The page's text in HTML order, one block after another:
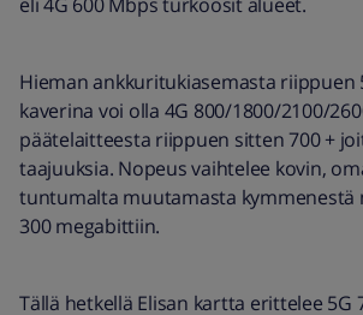
Hieman ankkuritukiasemasta riippuen
kaverina voi olla 4G 800/1800/2100/
päätelaitteesta riippuen sitten 700 +
taajuuksia. Nopeus vaihtelee kovin,
tuntumalta muutamasta kymmenestä
300 megabittiin.
Tällä hetkellä Elisan kartta erittelee 5G